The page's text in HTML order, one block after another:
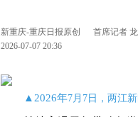
新重庆-重庆日报原创
首席记者
2026-07-07 20:36
▲2026年7月7日，两江